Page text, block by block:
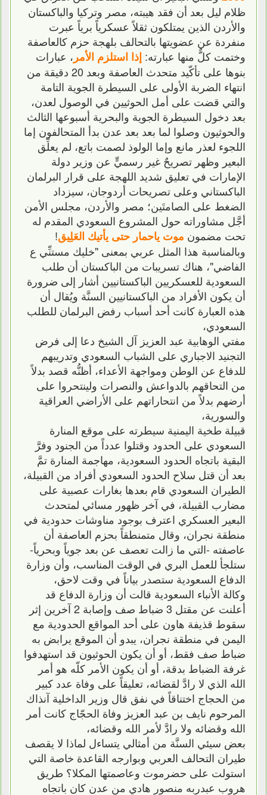
ظلام ليل بعد أن فقد هيبته، مصر وتركيا والباكستان
والأردن الذين يمتلكون ثقلاً عسكرياً برياً عبرت
منفردة عن عضويتها بالتحالف بلهجة حزم كالعاصفة
وختمت كلٌّ منها عبارته: إذا استلزم الأمر ، عبارات
بنوها على تأكّيد متحدث العاصفة وبعد 20 دقيقة من
انتهاء الضربة الأولى على السيطرة الجوية التامة
والتي قضت على أمل الحوثيين في الوصول لعدن،
بعد دخول السيطرة الجوية والبحرية أسبوعها الثالث
والحوثيون وصلوا لما بعد بعد عدن بدأ المتحالفون إما
اللجوء لعذر مانع وإما الولوذ لصمت باتع، لم يعلِّق
البعير وظهر تصريحٌ غير رسميٍّ عن وزير دولة
الإمارات في تعليق شديد اللهجة على قرار البرلمان
الباكستاني وعلى تصريحات أردوجان، سيزداد
الضغط على الصامتَين؛ مصر والأردن، مجلس الأمن
أجَّل مشاوراته حول المشروع السعودي المقدم له
تحت مضمون موت ياحمار حتى يأتيك العَلِيق!
وبالمناسبة هذا المثل عربي بمعنى "خليك مستنِّي ع
الفاضي"، هناك تسريبات من الباكستان أن طلب
السعودية للعسكريين الباكستانيين أشار إلى ضرورة
أن يكون الأفراد من الباكستانيين السنَّة ويُقال أن
هذه العبارة كانت أحد أسباب رفض البرلمان للطلب
السعودي،
مفتي الوهابية عبد العزيز آل الشيخ دعا إلى فرض
التجنيد الاجباري على الشباب السعودي وتدريبهم
للدفاع عن الوطن ومواجهة الأعداء، أظنُّه قصد بدلاً
من التحاقهم بالدواعش والنصرات ولينتحروا على
أرضهم بدلاً من انتحاراتهم على الأراضي العراقية
والسورية،
قبيلة طخية اليمنية سيطرته على موقع المنارة
السعودي على الحدود وقتلوا عدداً من الجنود وفرَّ
البقية باتجاه الحدود السعودية، مهاجمة المنارة تمَّ
بعد أن قتل سلاح الحدود السعودي أفراد من القبيلة،
الطيران السعودي قام بعدها بغارات عصبية على
مضارب القبيلة، في آخر ظهور مسائي لمتحدث
البعير العسكري اعترف بوجود مناوشات حدودية في
منطقة نجران، وقال متمنطقاً بحزم العاصفة أن
عاصفته -التي ما زالت تعصف عن بعد جوياً وبحرياً-
ستلجأ للعمل البري في الوقت المناسب، وأن وزارة
الدفاع السعودية ستصدر بياناً في وقت لاحق،
وكالة الأنباء السعودية قالت أن وزارة الدفاع قد
أعلنت عن مقتل 3 ضباط صف وإصابة 2 آخرين إثر
سقوط قذيفة هاون على أحد المواقع الحدودية مع
اليمن في منطقة نجران، يبدو أن الموقع يرابض به
ضباط صف فقط، أو أن يكون الحوثيون قد استهدفوا
غرفة الضباط بدقة، أو أن يكون الأمر كلّه هو أمر
الله الذي لا رادَّ لقضائه، تعليقاً على وفاة عدد كبير
من الحجاج اختناقاً في نفق قال وزير الداخلية آنذاك
المرحوم نايف بن عبد العزيز وفاة الحجّاج كانت أمر
الله وقضائه ولا رادَّ لأمر الله وقضائه،
بعض سيئي السنَّة من أمثالي يتساءل لماذا لا يقصف
طيران التحالف العربي وبوارجه القاعدة خاصة التي
استولت على حضرموت وعاصمتها المكلا؟ طريق
هروب عبدربه منصور هادي من عدن كان باتجاه